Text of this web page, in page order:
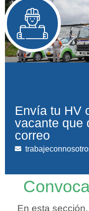
Envía tu HV
vacante que
correo
En esta